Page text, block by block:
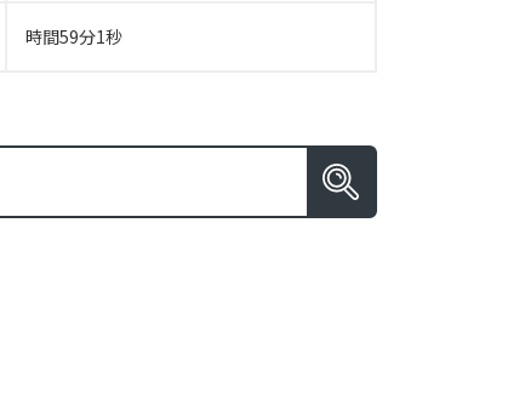
時間59分1秒